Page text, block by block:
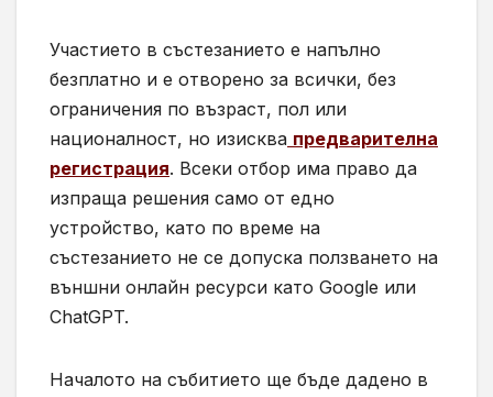
Участието в състезанието е напълно
безплатно и е отворено за всички, без
ограничения по възраст, пол или
националност, но изисква предварителна
регистрация. Всеки отбор има право да
изпраща решения само от едно
устройство, като по време на
състезанието не се допуска ползването на
външни онлайн ресурси като Google или
ChatGPT.
Началото на събитието ще бъде дадено в